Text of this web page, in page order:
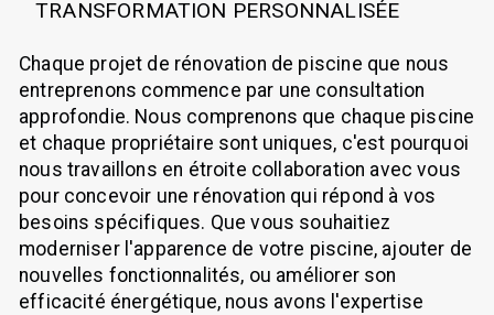
TRANSFORMATION PERSONNALISÉE
Chaque projet de rénovation de piscine que nous
entreprenons commence par une consultation
approfondie. Nous comprenons que chaque piscine
et chaque propriétaire sont uniques, c'est pourquoi
nous travaillons en étroite collaboration avec vous
pour concevoir une rénovation qui répond à vos
besoins spécifiques. Que vous souhaitiez
moderniser l'apparence de votre piscine, ajouter de
nouvelles fonctionnalités, ou améliorer son
efficacité énergétique, nous avons l'expertise